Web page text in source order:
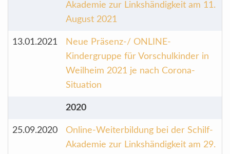
Akademie zur Linkshändigkeit am 11.
August 2021
13.01.2021
Neue Präsenz-/ ONLINE-
Kindergruppe für Vorschulkinder in
Weilheim 2021 je nach Corona-
Situation
2020
25.09.2020
Online-Weiterbildung bei der Schilf-
Akademie zur Linkshändigkeit am 29.